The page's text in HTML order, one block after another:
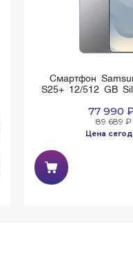
Смартфон
S25+ 12/512 GB
77 990
89 689 ₽
Цена